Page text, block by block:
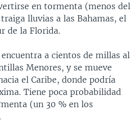
en tormenta (menos del
lluvias a las Bahamas, el
de la Florida.
a cientos de millas al
Menores, y se mueve
el Caribe, donde podría
Tiene poca probabilidad
(un 30 % en los